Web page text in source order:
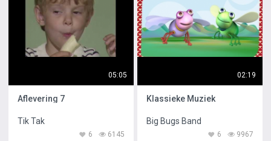
05:05
Aflevering 7
Tik Tak
6145
6
02:19
Klassieke Muziek
Big Bugs Band
9967
6